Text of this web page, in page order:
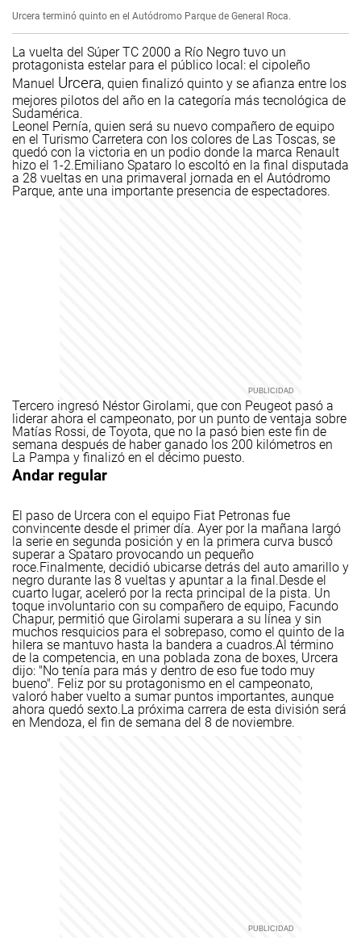
Urcera terminó quinto en el Autódromo Parque de General Roca.
La vuelta del Súper TC 2000 a Río Negro tuvo un
protagonista estelar para el público local: el cipoleño
Manuel Urcera, quien finalizó quinto y se afianza entre los
mejores pilotos del año en la categoría más tecnológica de
Sudamérica.
Leonel Pernía, quien será su nuevo compañero de equipo
en el Turismo Carretera con los colores de Las Toscas, se
quedó con la victoria en un podio donde la marca Renault
hizo el 1-2.Emiliano Spataro lo escoltó en la final disputada
a 28 vueltas en una primaveral jornada en el Autódromo
Parque, ante una importante presencia de espectadores.
Tercero ingresó Néstor Girolami, que con Peugeot pasó a
liderar ahora el campeonato, por un punto de ventaja sobre
Matías Rossi, de Toyota, que no la pasó bien este fin de
semana después de haber ganado los 200 kilómetros en
La Pampa y finalizó en el décimo puesto.
Andar regular
El paso de Urcera con el equipo Fiat Petronas fue
convincente desde el primer día. Ayer por la mañana largó
la serie en segunda posición y en la primera curva buscó
superar a Spataro provocando un pequeño
roce.Finalmente, decidió ubicarse detrás del auto amarillo y
negro durante las 8 vueltas y apuntar a la final.Desde el
cuarto lugar, aceleró por la recta principal de la pista. Un
toque involuntario con su compañero de equipo, Facundo
Chapur, permitió que Girolami superara a su línea y sin
muchos resquicios para el sobrepaso, como el quinto de la
hilera se mantuvo hasta la bandera a cuadros.Al término
de la competencia, en una poblada zona de boxes, Urcera
dijo: "No tenía para más y dentro de eso fue todo muy
bueno". Feliz por su protagonismo en el campeonato,
valoró haber vuelto a sumar puntos importantes, aunque
ahora quedó sexto.La próxima carrera de esta división será
en Mendoza, el fin de semana del 8 de noviembre.